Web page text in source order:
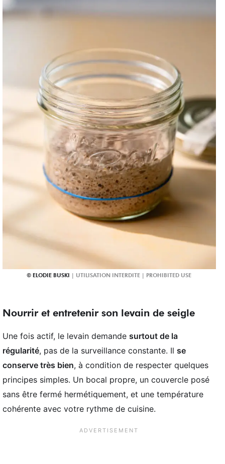
ELODIE BUSKI
Nourrir et entretenir son levain de seigle
Une fois actif, le levain demande surtout de la
régularité, pas de la surveillance constante. Il se
conserve très bien, à condition de respecter quelques
principes simples. Un bocal propre, un couvercle posé
sans être fermé hermétiquement, et une température
cohérente avec votre rythme de cuisine.